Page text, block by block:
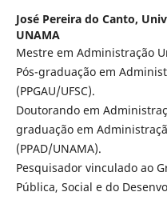
José Pereira do Canto,
UNAMA
Mestre em Administração
Pós-graduação em
(PPGAU/UFSC).
Doutorando em
graduação em
(PPAD/UNAMA).
Pesquisador vinculado ao
Pública, Social e do